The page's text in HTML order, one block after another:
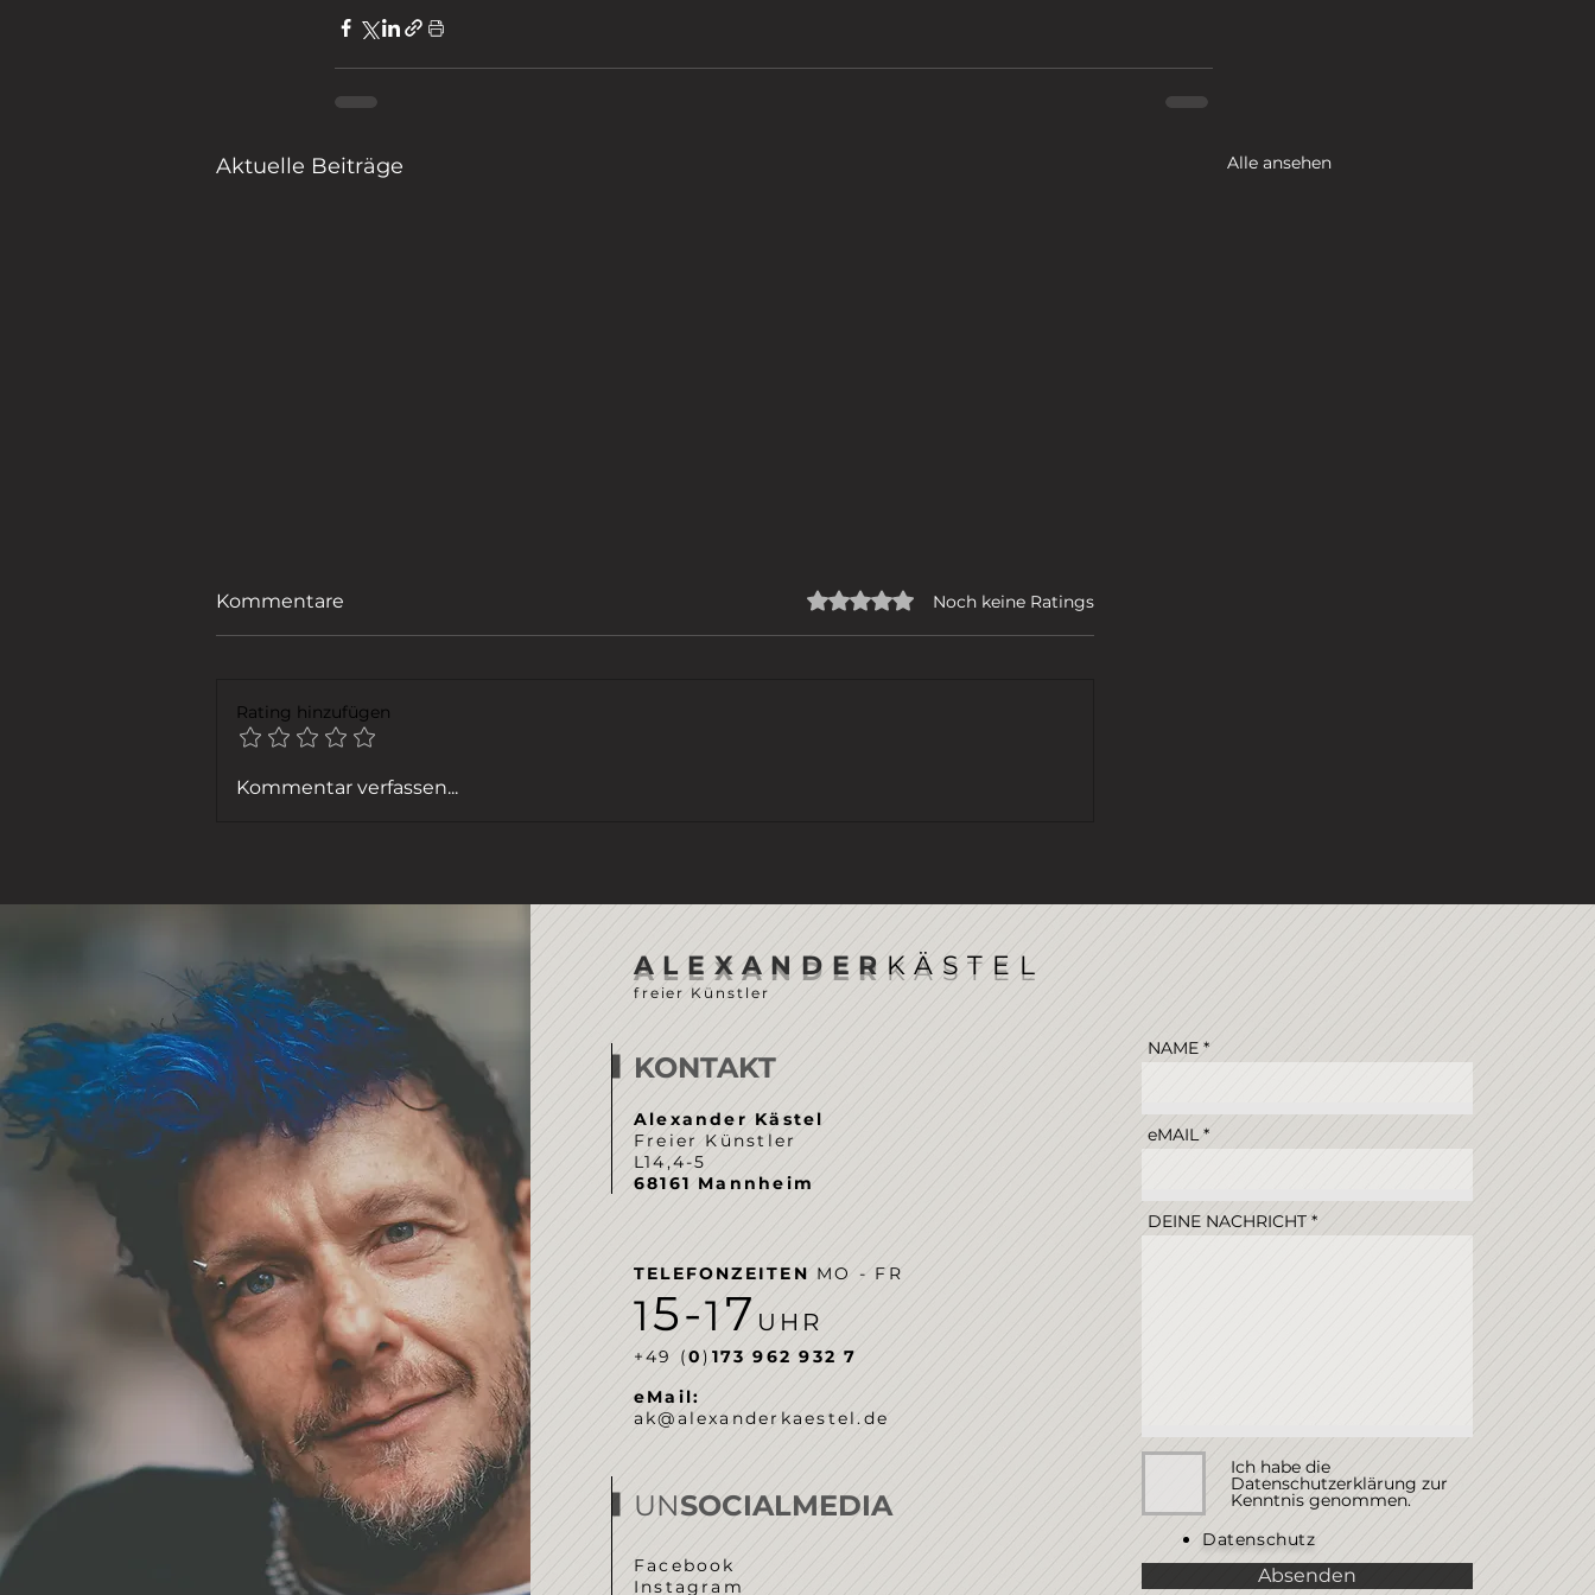
Aktuelle Beiträge Alle ansehen
FENSTER PUTZEN
Kommentare Mit 0 von 5 Sternen bewertet.
Noch keine Ratings
Rating hinzufügen
Kommentar verfassen...
ALEXANDER KÄSTEL
freier Künstler
KONTAKT
Alexander Kästel
Freier Künstler
L14,4-5
68161 Mannheim
TELEFONZEITEN MO - FR
15-1 7 UHR
‭+49 (0) 173 962 932 7‬
eMail:
ak@alexanderkaestel.de
UNSOCIALMEDIA
Facebook
Instagram
NAME
eMAIL
DEINE NACHRICHT
Ich habe die
Datenschutzerklärung zur
Kenntnis genommen.
Datenschutz
Absenden